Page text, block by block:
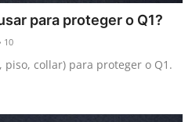
para proteger o Q1?
10
piso, collar) para proteger o Q1.